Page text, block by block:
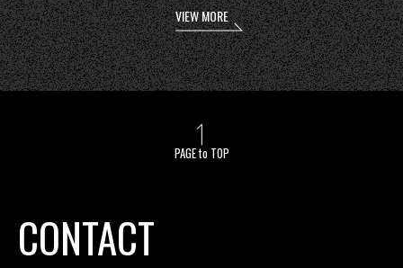
VIEW MORE
PAGE to TOP
CONTACT